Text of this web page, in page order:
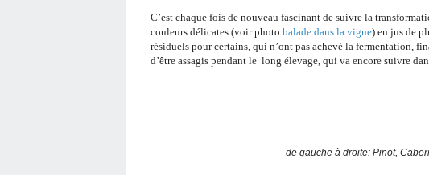
C’est chaque fois de nouveau fascinant de suivre la
couleurs délicates (voir photo balade dans la vigne) en jus de
résiduels pour certains, qui n’ont pas achevé la fermentation,
d’être assagis pendant le long élevage, qui va encore suivre
de gauche à droite: Pinot,